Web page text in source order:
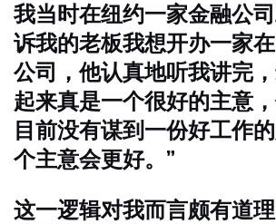
我当时在纽约一家金融公
诉我的老板我想开办一家
公司，他认真地听我讲完
起来真是一个很好的主意
目前没有谋到一份好工作
个主意会更好。”
这一逻辑对我而言颇有道